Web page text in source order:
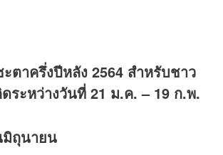
ตาครึ่งปีหลัง 2564 สำหรับชาว
ระหว่างวันที่ 21 ม.ค. – 19 ก.พ.
ถุนายน